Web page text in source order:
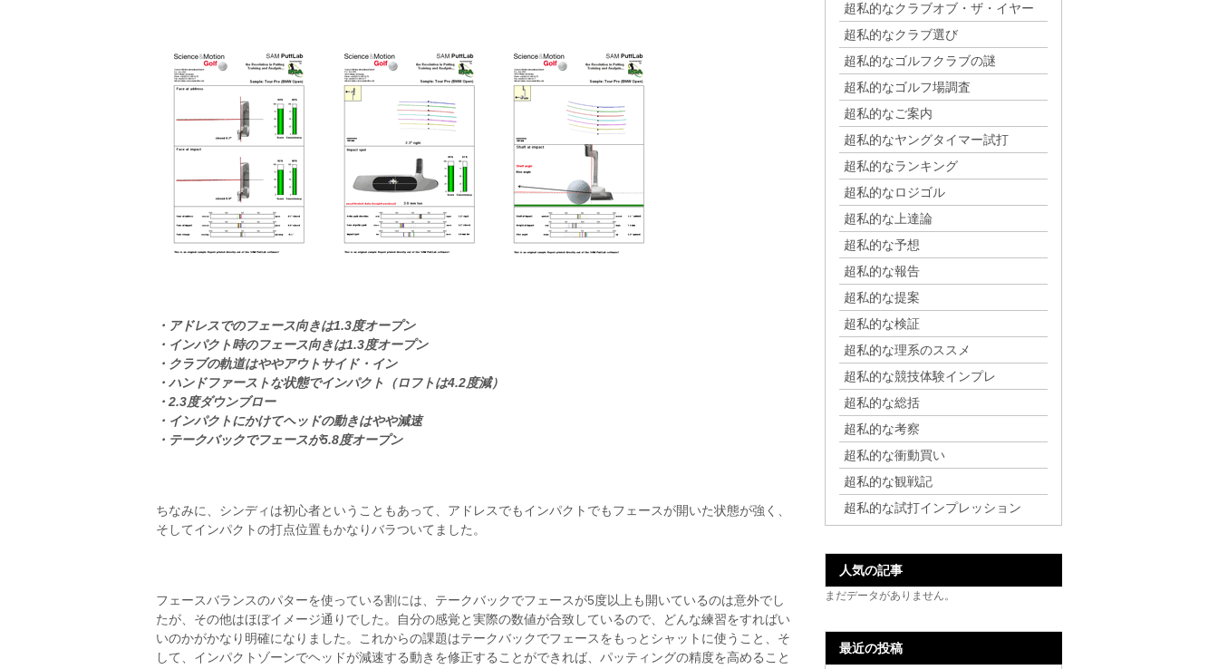
・アドレスでのフェース向きは1.3度オープン
・インパクト時のフェース向きは1.3度オープン
・クラブの軌道はややアウトサイド・イン
・ハンドファーストな状態でインパクト（ロフトは4.2度減）
・2.3度ダウンブロー
・インパクトにかけてヘッドの動きはやや減速
・テークバックでフェースが5.8度オープン
ちなみに、シンディは初心者ということもあって、アドレスでもインパクトでもフェースが開いた状態が強く、
そしてインパクトの打点位置もかなりバラついてました。
フェースバランスのパターを使っている割には、テークバックでフェースが5度以上も開いているのは意外でし
たが、その他はほぼイメージ通りでした。自分の感覚と実際の数値が合致しているので、どんな練習をすればい
いのかがかなり明確になりました。これからの課題はテークバックでフェースをもっとシャットに使うこと、そ
して、インパクトゾーンでヘッドが減速する動きを修正することができれば、パッティングの精度を高めること
超私的なクラブオブ・ザ・イヤー
超私的なクラブ選び
超私的なゴルフクラブの謎
超私的なゴルフ場調査
超私的なご案内
超私的なヤングタイマー試打
超私的なランキング
超私的なロジゴル
超私的な上達論
超私的な予想
超私的な報告
超私的な提案
超私的な検証
超私的な理系のススメ
超私的な競技体験インプレ
超私的な総括
超私的な考察
超私的な衝動買い
超私的な観戦記
超私的な試打インプレッション
人気の記事
まだデータがありません。
最近の投稿